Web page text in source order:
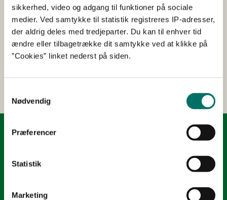
sikkerhed, video og adgang til funktioner på sociale
medier. Ved samtykke til statistik registreres IP-adresser,
der aldrig deles med tredjeparter. Du kan til enhver tid
ændre eller tilbagetrække dit samtykke ved at klikke på
”Cookies” linket nederst på siden.
Nødvendig
Præferencer
Statistik
Marketing
Kontakt
Har du spørgsmål, er du velkommen til at kontakte
os på tlf. 33 95 80 00 eller e-mail:mail@sgav.dk
41 89 25 07.
Kontakt
Styrelsen for Grøn Arealomlægning og Vandmiljø
Nyropsgade 30
Tlf.: +45 33 95 80 00